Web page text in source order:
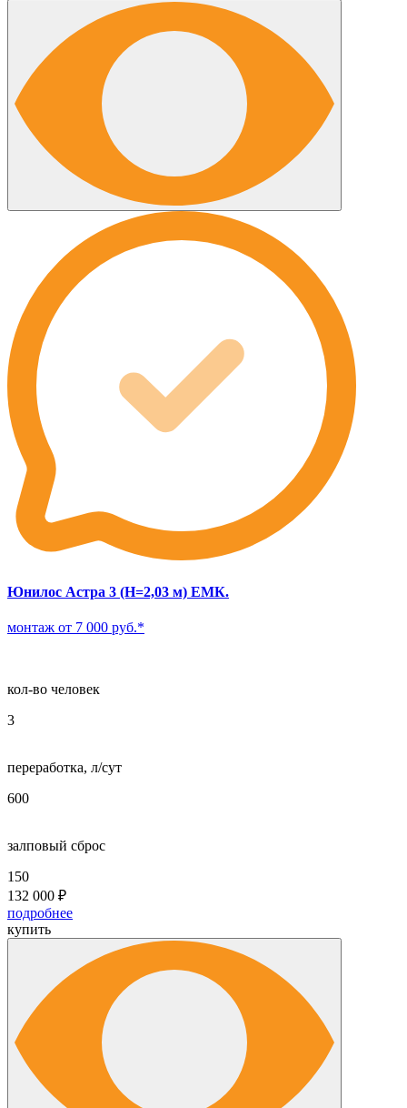
Юнилос Астра 3 (Н=2,03 м) ЕМК.
монтаж от 7 000 руб.*
кол-во человек
3
переработка, л/сут
600
залповый сброс
150
132 000 ₽
подробнее
купить